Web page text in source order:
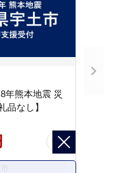
年熊本地震 災
品なし】